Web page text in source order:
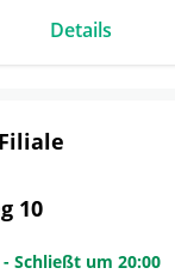
Details
10
- Schließt um 20:00